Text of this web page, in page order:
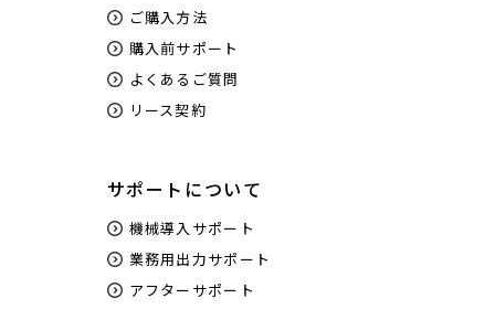
ご購入方法
購入前サポート
よくあるご質問
リース契約
サポートについて
機械導入サポート
業務用出力サポート
アフターサポート